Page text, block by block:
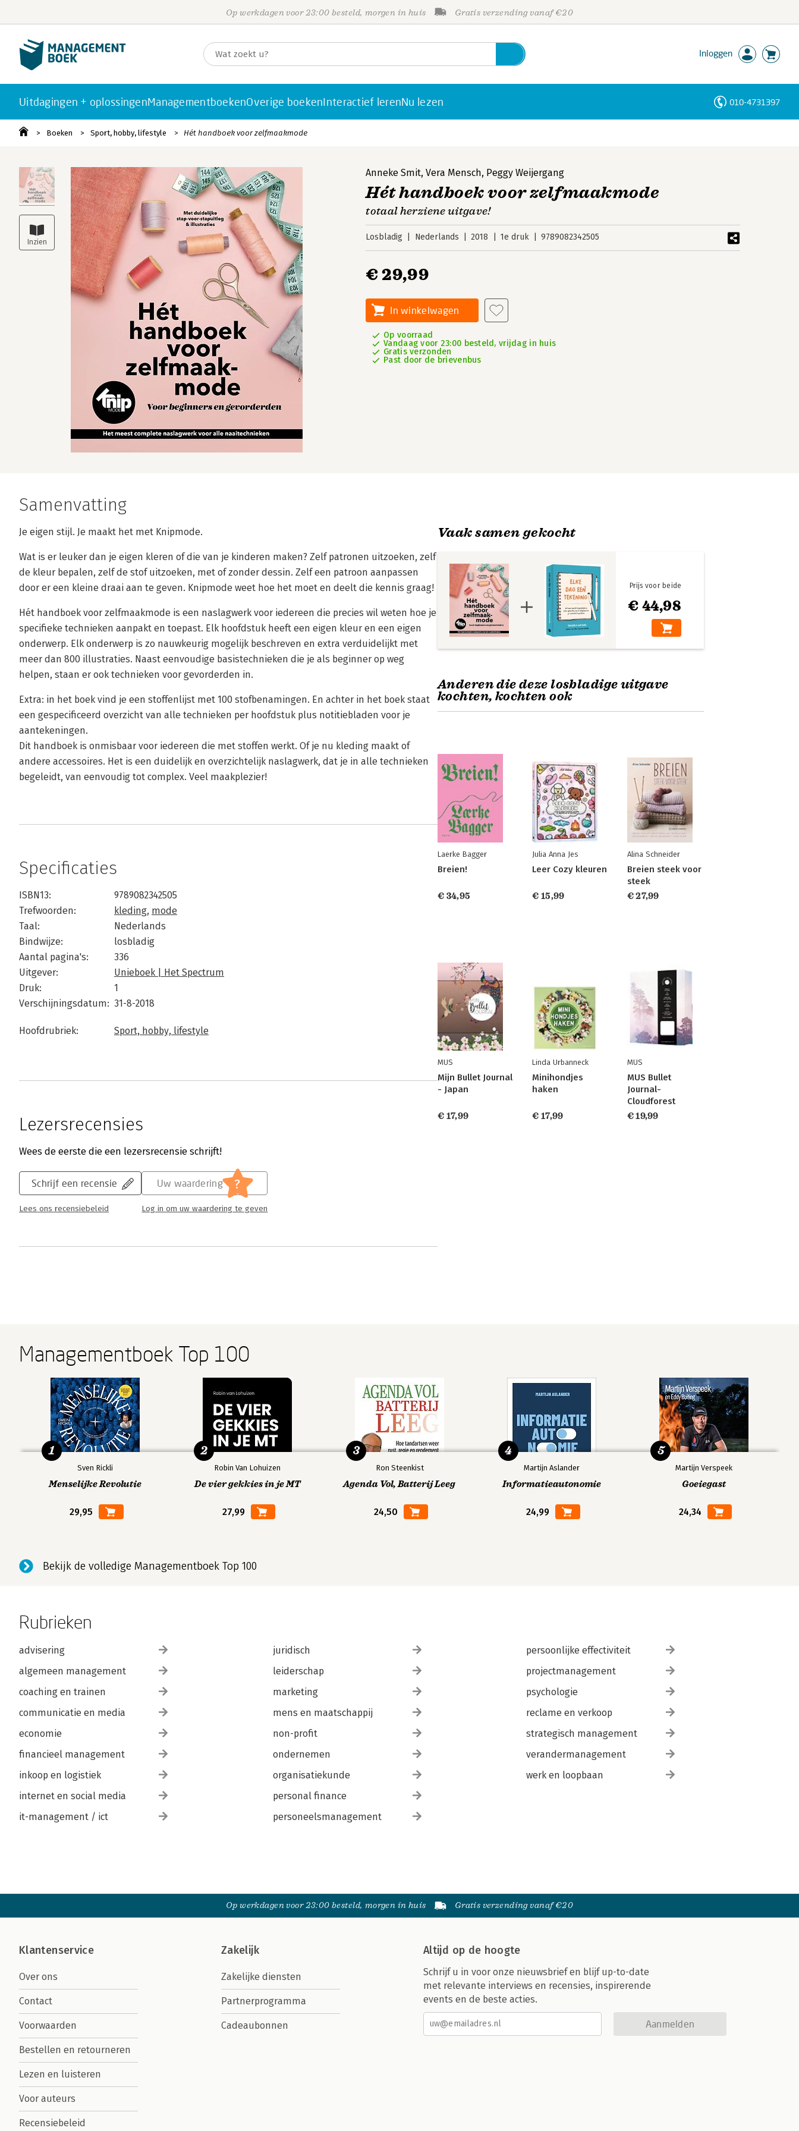
Op werkdagen voor 23:00 besteld, morgen in huis Gratis verzending vanaf €20
Inloggen
Uitdagingen + oplossingenManagementboekenOverige boekenInteractief lerenNu lezen 010-4731397
Boeken Sport, hobby, lifestyle Hét handboek voor zelfmaakmode
Anneke Smit,Vera Mensch, Peggy Weijergang
Hét handboek voor zelfmaakmode
totaal herziene uitgave!
Losbladig Nederlands 2018 1e druk 9789082342505
€ 29,99
In winkelwagen
Op voorraad
Vandaag voor 23:00 besteld, vrijdag in huis
Gratis verzonden
Past door de brievenbus
Samenvatting
Je eigen stijl. Je maakt het met Knipmode.
Wat is er leuker dan je eigen kleren of die van je kinderen maken? Zelf patronen uitzoeken, zelf
de kleur bepalen, zelf de stof uitzoeken, met of zonder dessin. Zelf een patroon aanpassen
door er een kleine draai aan te geven. Knipmode weet hoe het moet en deelt die kennis graag!
Hét handboek voor zelfmaakmode is een naslagwerk voor iedereen die precies wil weten hoe je
specifieke technieken aanpakt en toepast. Elk hoofdstuk heeft een eigen kleur en een eigen
onderwerp. Elk onderwerp is zo nauwkeurig mogelijk beschreven en extra verduidelijkt met
meer dan 800 illustraties. Naast eenvoudige basistechnieken die je als beginner op weg
helpen, staan er ook technieken voor gevorderden in.
Extra: in het boek vind je een stoffenlijst met 100 stofbenamingen. En achter in het boek staat
een gespecificeerd overzicht van alle technieken per hoofdstuk plus notitiebladen voor je
aantekeningen.
Dit handboek is onmisbaar voor iedereen die met stoffen werkt. Of je nu kleding maakt of
andere accessoires. Het is een duidelijk en overzichtelijk naslagwerk, dat je in alle technieken
begeleidt, van eenvoudig tot complex. Veel maakplezier!
Specificaties
ISBN13:
9789082342505
Trefwoorden:
kleding, mode
Taal:
Nederlands
Bindwijze:
losbladig
Aantal pagina's:
336
Uitgever:
Unieboek | Het Spectrum
Druk:
1
Verschijningsdatum: 31-8-2018
Hoofdrubriek: Sport, hobby, lifestyle
Lezersrecensies
Wees de eerste die een lezersrecensie schrijft!
Schrijf een recensie
Lees ons recensiebeleid
Uw waardering ?
Log in om uw waardering te geven
Vaak samen gekocht
€ 44,98
Prijs voor beide
Anderen die deze losbladige uitgave
kochten, kochten ook
Laerke Bagger
Breien!
€ 34,95
Julia Anna Jes
Leer Cozy kleuren
€ 15,99
Alina Schneider
Breien steek voor
steek
€ 27,99
MUS
Mijn Bullet Journal
- Japan
€ 17,99
Linda Urbanneck
Minihondjes
haken
€ 17,99
MUS
MUS Bullet
Journal-
Cloudforest
€ 19,99
Managementboek Top 100
Sven Rickli
Menselijke Revolutie
29,95
1
Robin Van Lohuizen
De vier gekkies in je MT
27,99
2
Ron Steenkist
Agenda Vol, Batterij Leeg
24,50
3
Martijn Aslander
Informatieautonomie
24,99
4
Martijn Verspeek
Goeiegast
24,34
5
Bekijk de volledige Managementboek Top 100
Rubrieken
advisering
algemeen management
coaching en trainen
communicatie en media
economie
financieel management
inkoop en logistiek
internet en social media
it-management / ict
juridisch
leiderschap
marketing
mens en maatschappij
non-profit
ondernemen
organisatiekunde
personal finance
personeelsmanagement
persoonlijke effectiviteit
projectmanagement
psychologie
reclame en verkoop
strategisch management
verandermanagement
werk en loopbaan
Op werkdagen voor 23:00 besteld, morgen in huis Gratis verzending vanaf €20
Klantenservice
Over ons
Contact
Voorwaarden
Bestellen en retourneren
Lezen en luisteren
Voor auteurs
Recensiebeleid
Zakelijk
Zakelijke diensten
Partnerprogramma
Cadeaubonnen
Altijd op de hoogte
Schrijf u in voor onze nieuwsbrief en blijf up-to-date
met relevante interviews en recensies, inspirerende
events en de beste acties.
Aanmelden
Personen